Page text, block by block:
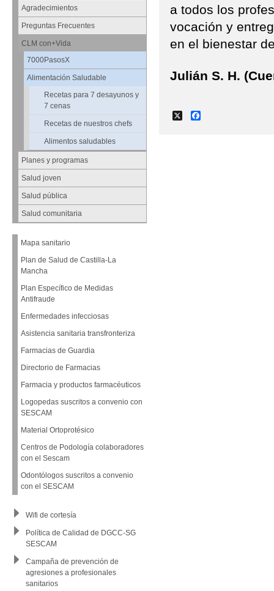
Agradecimientos
Preguntas Frecuentes
CLM con+Vida
7000PasosX
Alimentación Saludable
Recetas para 7 desayunos y
7 cenas
Recetas de nuestros chefs
Alimentos saludables
Planes y programas
Salud joven
Salud pública
Salud comunitaria
Mapa sanitario
Plan de Salud de Castilla-La
Mancha
Plan Específico de Medidas
Antifraude
Enfermedades infecciosas
Asistencia sanitaria transfronteriza
Farmacias de Guardia
Directorio de Farmacias
Farmacia y productos farmacéuticos
Logopedas suscritos a convenio con
SESCAM
Material Ortoprotésico
Centros de Podología colaboradores
con el Sescam
Odontólogos suscritos a convenio
con el SESCAM
Wifi de cortesía
Política de Calidad de DGCC-SG
SESCAM
Campaña de prevención de
agresiones a profesionales
sanitarios
a todos los
vocación y
en el bienestar
Julián S. H.